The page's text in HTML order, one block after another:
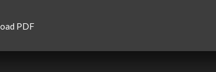
PDF